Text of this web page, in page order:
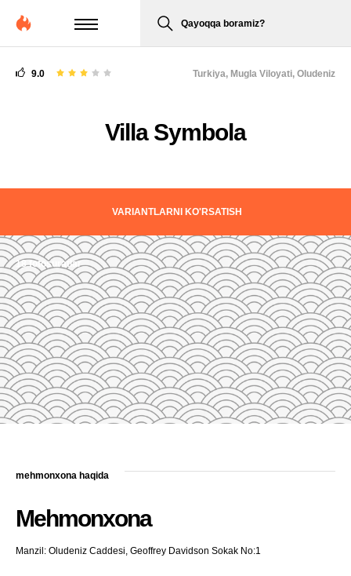
Qayoqqa boramiz?
9.0
Villa Symbola
Turkiya, Mugla Viloyati, Oludeniz
VARIANTLARNI KO'RSATISH
18 fotosuratlar
mehmonxona haqida
Mehmonxona
Manzil: Oludeniz Caddesi, Geoffrey Davidson Sokak No:1